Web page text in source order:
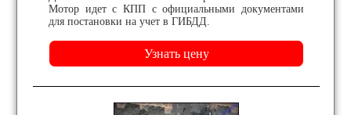
Мотор идет с КПП с официальными документами
для постановки на учет в ГИБДД.